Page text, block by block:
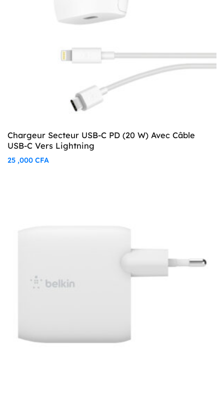
Chargeur Secteur USB-C PD (20 W) Avec Câble
USB-C Vers Lightning
25 ,000 CFA